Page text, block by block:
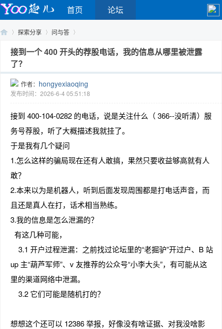
首页 论坛
Yo›
探索分享
›
问与答
›
接到一个 400 开头的荐股电话，我的信息从哪里被泄露
了？
作者： hongyexiaoqing
发布时间：2026-6-4 05:51:18
接到 400-104-0282 的电话，说是关注什么（ 366--没听清）服
务号荐股，听了大概描述我就挂了。
于是我有几个疑问
1.怎么这样的骗局现在还有人敢搞，果然只要收益够高就有人
敢？
2.本来以为是机器人，听到后面发现周围都是打电话声音，而
且还是真人在打，话术相当熟练。
3.我的信息是怎么泄漏的？
有这几种可能，
3.1 开户过程泄漏：之前找过论坛里的“老掘驴”开过户、B 站
up 主“葫芦军师”、v 友推荐的公众号“小李大头”，有可能从这
里的渠道网络中泄漏。
3.2 它们可能是随机打的？
想想这个还可以 12386 举报，好像没有啥证据、对我没啥影